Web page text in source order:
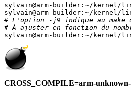
sylvain@arm-builder:~/kernel/
sylvain@arm-builder:~/kernel/
# L'option -j9 indique au make
# À ajuster en fonction du
sylvain@arm-builder:~/kernel/
CROSS_COMPILE=arm-